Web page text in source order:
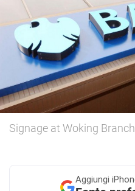
Signage at Woking Branch
Aggiungi